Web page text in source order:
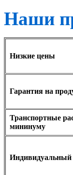
Наши
Низкие цены
Гарантия на
Транспортные
мининуму
Индивидуальный